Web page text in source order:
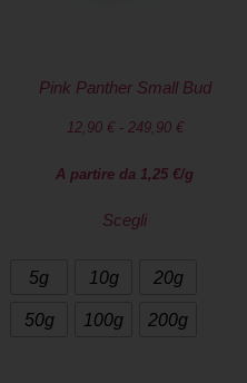
Pink Panther Small Bud
12,90 € - 249,90 €
A partire da 1,25 €/g
Scegli
5g 10g 20g
50g 100g 200g